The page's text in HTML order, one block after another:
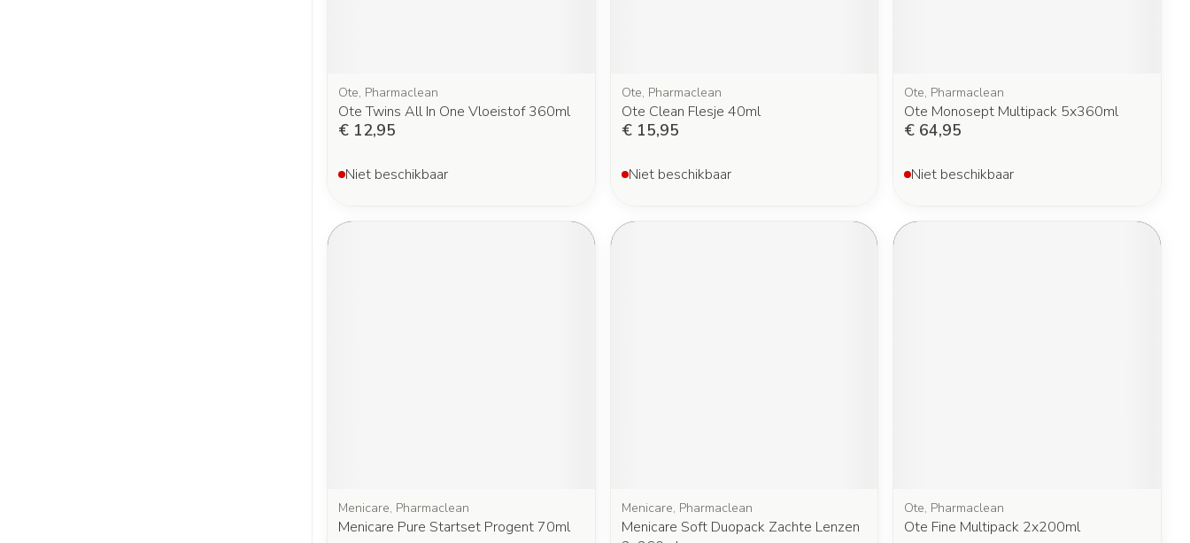
Ote, Pharmaclean
Ote Twins All In One Vloeistof 360ml
€ 12,95
Niet beschikbaar
Ote, Pharmaclean
Ote Clean Flesje 40ml
€ 15,95
Niet beschikbaar
Ote, Pharmaclean
Ote Monosept Multipack 5x360ml
€ 64,95
Niet beschikbaar
Menicare, Pharmaclean
Menicare Pure Startset Progent 70ml
Menicare, Pharmaclean
Menicare Soft Duopack Zachte Lenzen
Ote, Pharmaclean
Ote Fine Multipack 2x200ml